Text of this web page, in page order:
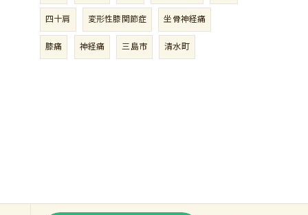
四十肩 変形性膝関節症 坐骨神経痛
膝痛 神経痛 三島市 清水町